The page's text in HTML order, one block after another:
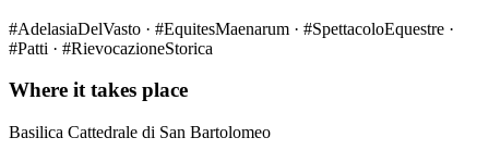
#AdelasiaDelVasto · #EquitesMaenarum · #SpettacoloEquestre ·
#Patti · #RievocazioneStorica
Where it takes place
Basilica Cattedrale di San Bartolomeo